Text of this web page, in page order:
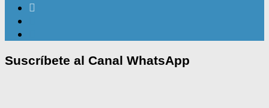
Suscríbete al Canal WhatsApp